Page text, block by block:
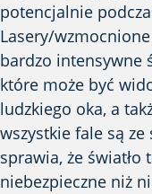
potencjalnie
Lasery/
bardzo intensywne
które może być
ludzkiego oka, a
wszystkie fale są
sprawia, że światło
niebezpieczne niż